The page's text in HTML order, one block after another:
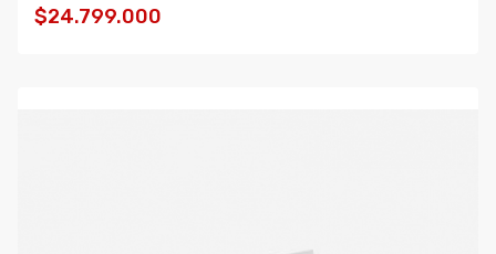
$24.799.000